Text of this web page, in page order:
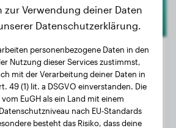
9 kg
1 Jahr, 7 Monate
Rüde
Verwendung deiner Daten
Datenschutzerklärung.
personenbezogene Daten in den
Nutzung dieser Services zustimmst,
mit der Verarbeitung deiner Daten in
49 (1) lit. a DSGVO einverstanden. Die
EuGH als ein Land mit einem
nach EU-Standards
besteht das Risiko, dass deine